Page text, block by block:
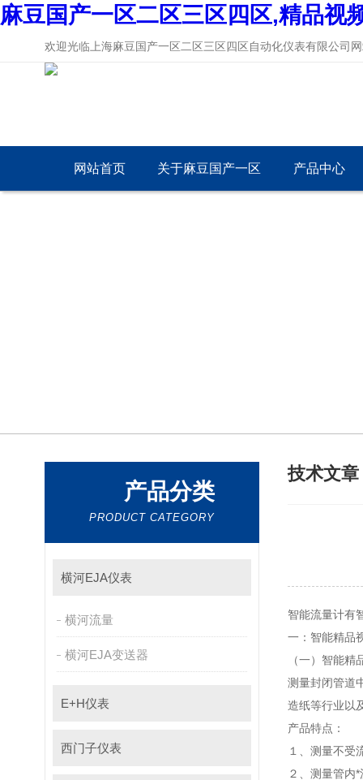
麻豆国产一区二区三区四区,精品视
欢迎光临上海麻豆国产一区二区三区四区自动化仪表有限公司网站
网站首页 关于麻豆国产一区 产品中心
产品分类
PRODUCT CATEGORY
横河EJA仪表
横河流量
横河EJA变送器
E+H仪表
西门子仪表
技术文章
智能流量计有智
一：智能精
（一）智能精
测量封闭管道中的
造纸等行业以及
产品特点：
１、测量不
２、测量管内*